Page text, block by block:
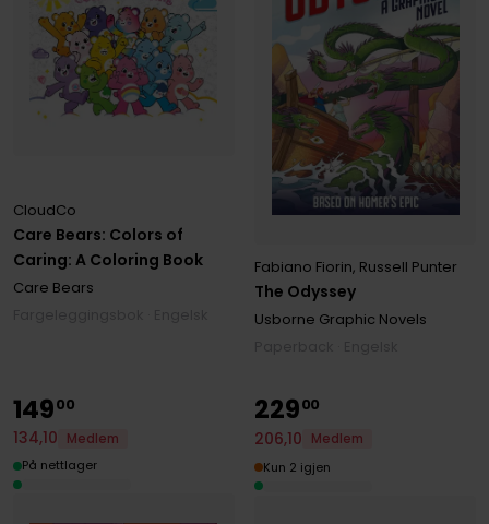
Care Bears: Colors of
Caring: A Coloring Book
CloudCo
Care Bears
The Odyssey
Fabiano Fiorin, Russell Punter
Usborne Graphic Novels
14900
134,10
Medlem
På nettlager
22900
206,10
Medlem
Kun 2 igjen